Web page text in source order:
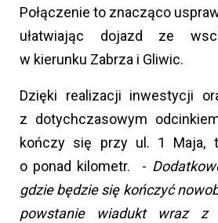
Połączenie to znacząco
ułatwiając dojazd ze
w kierunku Zabrza i Gliwic.
Dzięki realizacji inwestycji
z dotychczasowym
kończy się przy ul. 1 Maja,
o ponad kilometr. -
gdzie będzie się kończyć
powstanie wiadukt wraz z